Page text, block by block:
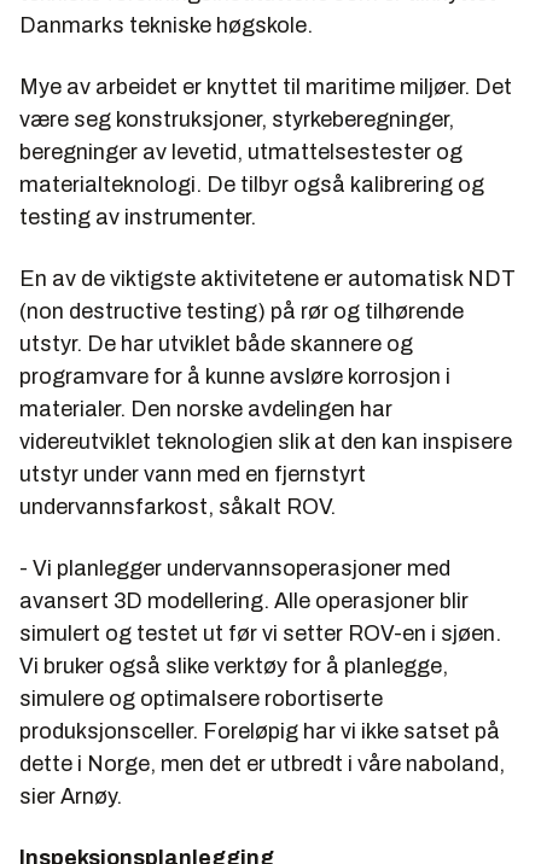
Danmarks tekniske høgskole.
Mye av arbeidet er knyttet til maritime miljøer. Det
være seg konstruksjoner, styrkeberegninger,
beregninger av levetid, utmattelsestester og
materialteknologi. De tilbyr også kalibrering og
testing av instrumenter.
En av de viktigste aktivitetene er automatisk NDT
(non destructive testing) på rør og tilhørende
utstyr. De har utviklet både skannere og
programvare for å kunne avsløre korrosjon i
materialer. Den norske avdelingen har
videreutviklet teknologien slik at den kan inspisere
utstyr under vann med en fjernstyrt
undervannsfarkost, såkalt ROV.
- Vi planlegger undervannsoperasjoner med
avansert 3D modellering. Alle operasjoner blir
simulert og testet ut før vi setter ROV-en i sjøen.
Vi bruker også slike verktøy for å planlegge,
simulere og optimalsere robortiserte
produksjonsceller. Foreløpig har vi ikke satset på
dette i Norge, men det er utbredt i våre naboland,
sier Arnøy.
Inspeksjonsplanlegging